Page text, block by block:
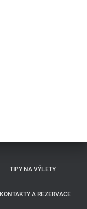
TIPY NA VÝLETY
KONTAKTY A REZERVACE